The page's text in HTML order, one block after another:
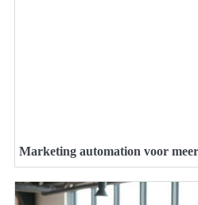
Marketing automation voor